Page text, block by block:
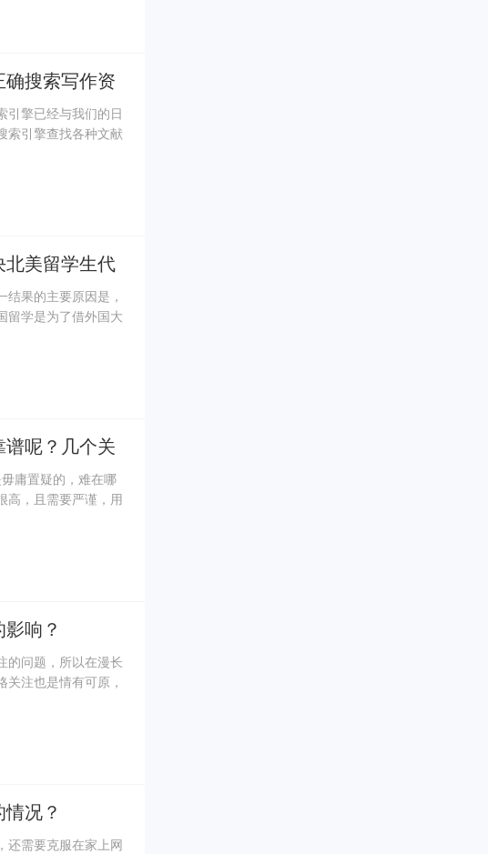
搜索写作资
引擎已经与我们的日
索引擎查找各种文献
有效的能力。今天
美留学生代
果的主要原因是，
留学是为了借外国大
呢？几个关
庸置疑的，难在哪
高，且需要严谨，用
特别是essay，
响？
的问题，所以在漫长
注也是情有可原，
况？
还需要克服在家上网